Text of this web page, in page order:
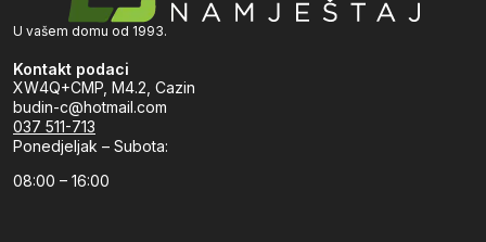
U vašem domu od 1993.
Kontakt podaci
XW4Q+CMP, M4.2, Cazin
budin-c@hotmail.com
037 511-713
Ponedjeljak – Subota:
08:00 – 16:00